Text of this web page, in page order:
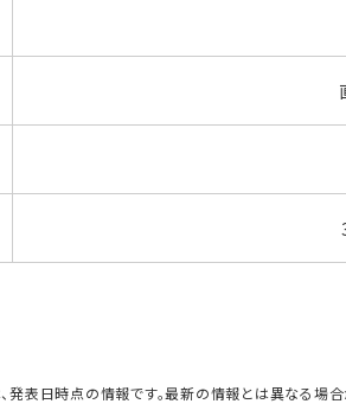
表日時点の情報です。最新の情報とは異なる場合